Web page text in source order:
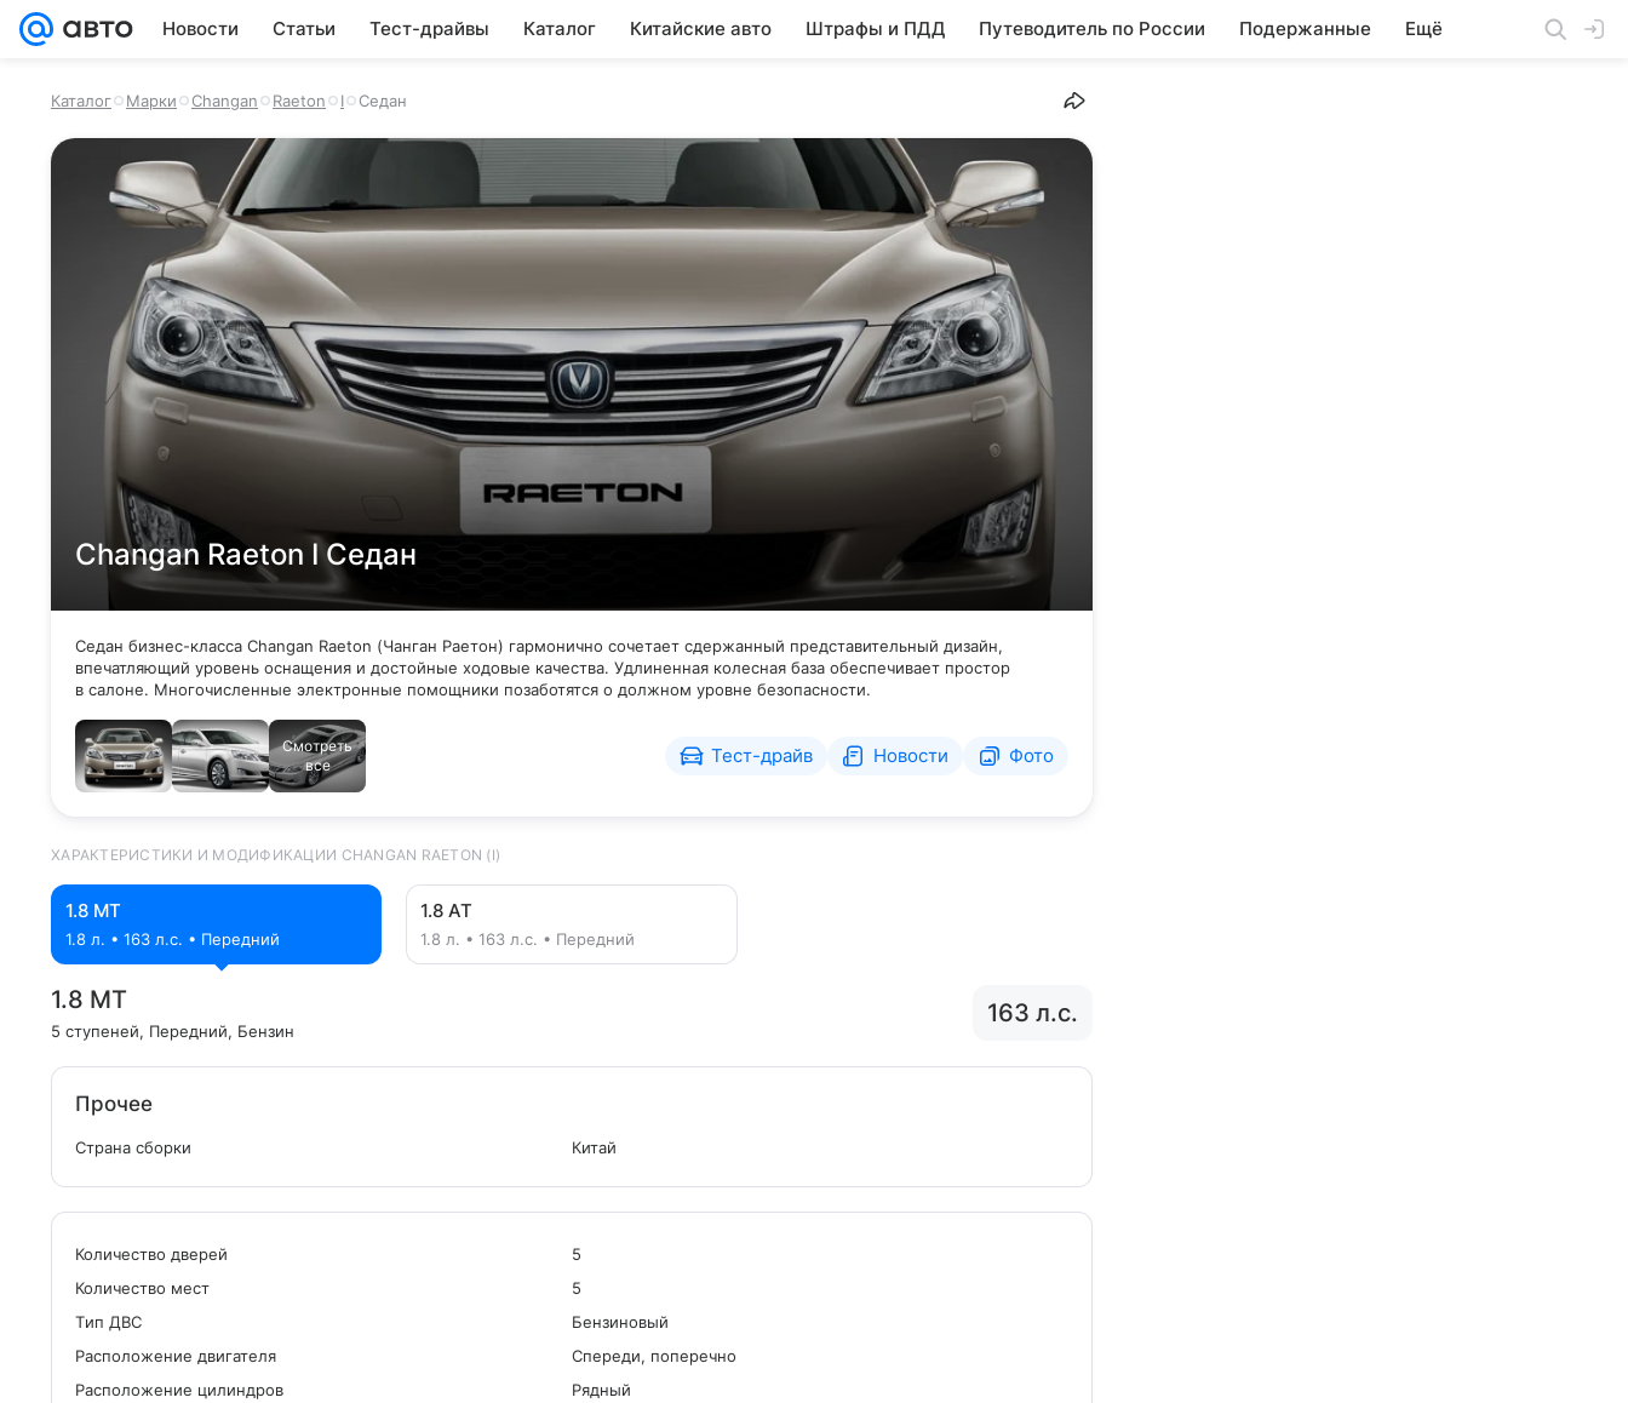
Новости Статьи Тест-драйвы Каталог Китайские авто Штрафы и ПДД Путеводитель по России Подержанные Ещё
Каталог Марки Changan Raeton I Седан
Changan Raeton I Седан
Седан бизнес-класса Changan Raeton (Чанган Раетон) гармонично сочетает сдержанный представительный дизайн,
впечатляющий уровень оснащения и достойные ходовые качества. Удлиненная колесная база обеспечивает простор
в салоне. Многочисленные электронные помощники позаботятся о должном уровне безопасности.
Смотреть
все
Тест-драйв Новости Фото
ХАРАКТЕРИСТИКИ И МОДИФИКАЦИИ CHANGAN RAETON (I)
1.8 MT
1.8 л. • 163 л.с. • Передний
1.8 AT
1.8 л. • 163 л.с. • Передний
1.8 MT
5 ступеней, Передний, Бензин
163 л.с.
Прочее
Страна сборки Китай
Количество дверей
5
Количество мест
5
Tип ДВС
Бензиновый
Расположение двигателя
Спереди, поперечно
Расположение цилиндров
Рядный